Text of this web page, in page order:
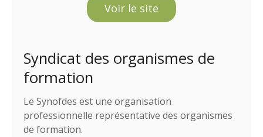
Voir le site
Syndicat des organismes de
formation
Le Synofdes est une organisation
professionnelle représentative des organismes
de formation.